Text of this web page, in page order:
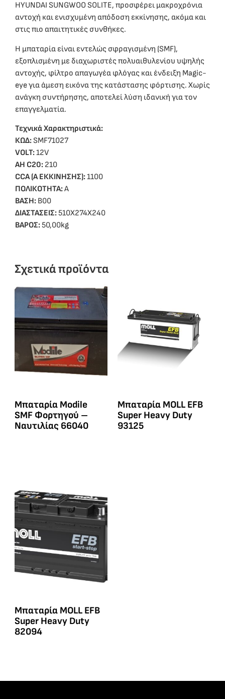
HYUNDAI SUNGWOO SOLITE, προσφέρει μακροχρόνια
αντοχή και ενισχυμένη απόδοση εκκίνησης, ακόμα και
στις πιο απαιτητικές συνθήκες.
Η μπαταρία είναι εντελώς σφραγισμένη (SMF),
εξοπλισμένη με διαχωριστές πολυαιθυλενίου υψηλής
αντοχής, φίλτρο απαγωγέα φλόγας και ένδειξη Magic-
eye για άμεση εικόνα της κατάστασης φόρτισης. Χωρίς
ανάγκη συντήρησης, αποτελεί λύση ιδανική για τον
επαγγελματία.
Τεχνικά Χαρακτηριστικά:
ΚΩΔ:SMF71027
VOLT:12V
ΑΗ C20: 210
CCA (A ΕΚΚΙΝΗΣΗΣ):1100
ΠΟΛΙΚΟΤΗΤΑ:Α
ΒΑΣΗ: Β00
ΔΙΑΣΤΑΣΕΙΣ:510Χ274Χ240
ΒΑΡΟΣ:50,00kg
Σχετικά προϊόντα
Μπαταρία Modile
SMF Φορτηγού –
Ναυτιλίας 66040
Μπαταρία MOLL EFB
Super Heavy Duty
93125
Μπαταρία MOLL EFB
Super Heavy Duty
82094